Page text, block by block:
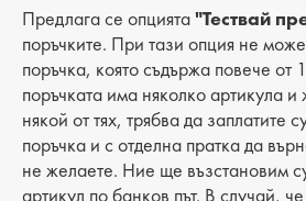
Вид на продукта: ежедневна
Лицев материал: еко кожа
Хастар: текстил
Ширина: 29 cm
Предлага се опцията"Тествай
поръчките. При тази опция не
поръчка, която съдържа повече от
поръчката има няколко артикула
някой от тях, трябва да заплатите
поръчка и с отделна пратка да
не желаете. Ние ще възстановим
артикул по банков път. В случай,